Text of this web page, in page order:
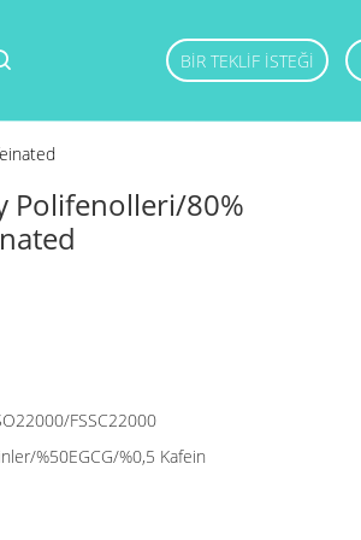
BIR TEKLIF ISTEĞI
Polifenolleri/80%
FSSC22000
%50EGCG/%0,5 Kafein